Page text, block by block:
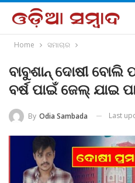
Home ସମାଚାର
ବାବୁଶାନ୍ ଦୋଷୀ ବୋଲି
ବର୍ଷ ପାଇଁ ଜେଲ୍ ଯାଇ
By Odia Sambada Last